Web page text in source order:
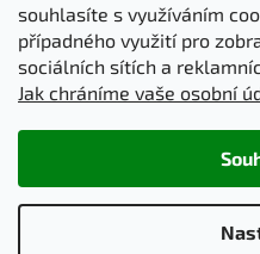
souhlasíte s využíváním
případného využití pro
sociálních sítích a
Jak chráníme vaše osobní
E-mail
PŘIHLÁSIT SE